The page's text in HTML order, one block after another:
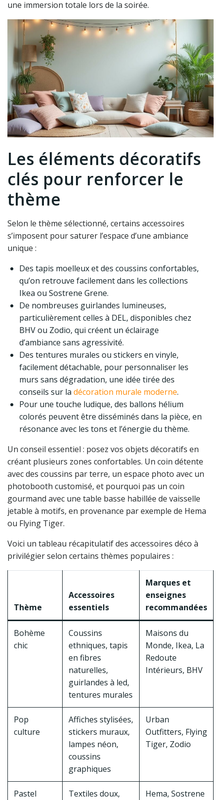
une immersion totale lors de la soirée.
Les éléments décoratifs
clés pour renforcer le
thème
Selon le thème sélectionné, certains accessoires
s’imposent pour saturer l’espace d’une ambiance
unique :
Des tapis moelleux et des coussins confortables,
qu’on retrouve facilement dans les collections
Ikea ou Sostrene Grene.
De nombreuses guirlandes lumineuses,
particulièrement celles à DEL, disponibles chez
BHV ou Zodio, qui créent un éclairage
d’ambiance sans agressivité.
Des tentures murales ou stickers en vinyle,
facilement détachable, pour personnaliser les
murs sans dégradation, une idée tirée des
conseils sur la décoration murale moderne.
Pour une touche ludique, des ballons hélium
colorés peuvent être disséminés dans la pièce, en
résonance avec les tons et l’énergie du thème.
Un conseil essentiel : posez vos objets décoratifs en
créant plusieurs zones confortables. Un coin détente
avec des coussins par terre, un espace photo avec un
photobooth customisé, et pourquoi pas un coin
gourmand avec une table basse habillée de vaisselle
jetable à motifs, en provenance par exemple de Hema
ou Flying Tiger.
Voici un tableau récapitulatif des accessoires déco à
privilégier selon certains thèmes populaires :
Thème
Accessoires
essentiels
Marques et
enseignes
recommandées
Bohème
chic
Coussins
ethniques, tapis
en fibres
naturelles,
guirlandes à led,
tentures murales
Maisons du
Monde, Ikea, La
Redoute
Intérieurs, BHV
Pop
culture
Affiches stylisées,
stickers muraux,
lampes néon,
coussins
graphiques
Urban
Outfitters, Flying
Tiger, Zodio
Pastel
Textiles doux,
Hema, Sostrene